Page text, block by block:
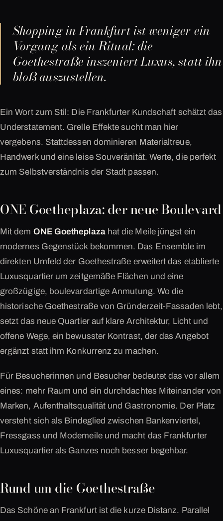
Shopping in Frankfurt ist weniger ein
Vorgang als ein Ritual: die
Goethestraße inszeniert Luxus, statt ihn
bloß auszustellen.
Ein Wort zum Stil: Die Frankfurter Kundschaft schätzt das
Understatement. Grelle Effekte sucht man hier
vergebens. Stattdessen dominieren Materialtreue,
Handwerk und eine leise Souveränität. Werte, die perfekt
zum Selbstverständnis der Stadt passen.
ONE Goetheplaza: der neue Boulevard
Mit dem ONE Goetheplazahat die Meile jüngst ein
modernes Gegenstück bekommen. Das Ensemble im
direkten Umfeld der Goethestraße erweitert das etablierte
Luxusquartier um zeitgemäße Flächen und eine
großzügige, boulevardartige Anmutung. Wo die
historische Goethestraße von Gründerzeit-Fassaden lebt,
setzt das neue Quartier auf klare Architektur, Licht und
offene Wege, ein bewusster Kontrast, der das Angebot
ergänzt statt ihm Konkurrenz zu machen.
Für Besucherinnen und Besucher bedeutet das vor allem
eines: mehr Raum und ein durchdachtes Miteinander von
Marken, Aufenthaltsqualität und Gastronomie. Der Platz
versteht sich als Bindeglied zwischen Bankenviertel,
Fressgass und Modemeile und macht das Frankfurter
Luxusquartier als Ganzes noch besser begehbar.
Rund um die Goethestraße
Das Schöne an Frankfurt ist die kurze Distanz. Parallel